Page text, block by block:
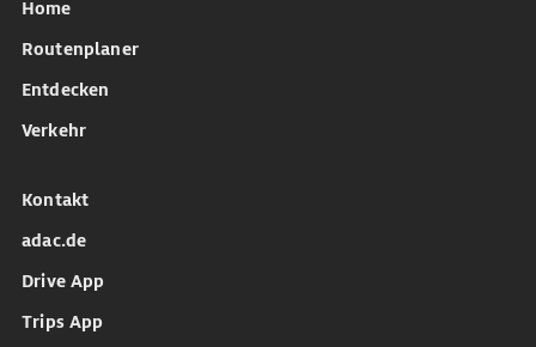
Home
Routenplaner
Entdecken
Verkehr
Kontakt
adac.de
Drive App
Trips App